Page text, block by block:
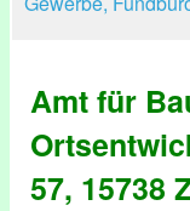
Amt für
57, 15738